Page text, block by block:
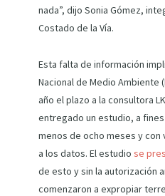
nada”, dijo Sonia Gómez,
Costado de la Vía.
Esta falta de información
Nacional de Medio Ambiente
año el plazo a la consultora
entregado un estudio, a
menos de ocho meses y con
a los datos. El estudio se
de esto y sin la autorización
comenzaron a expropiar